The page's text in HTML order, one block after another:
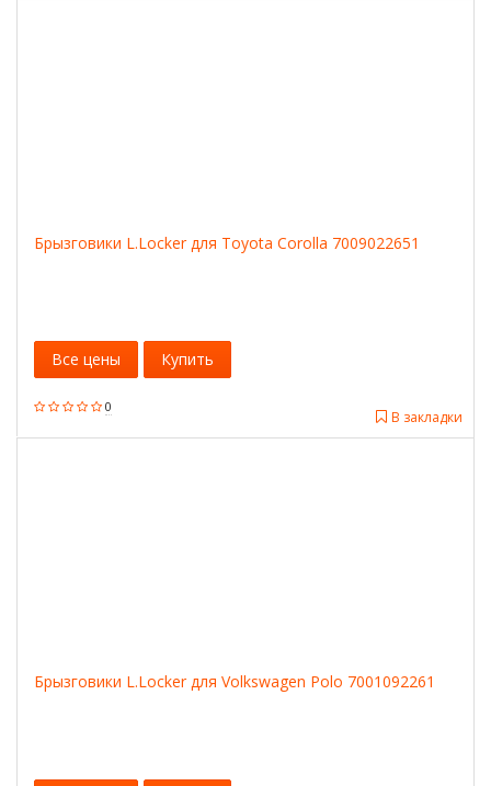
Брызговики L.Locker для Toyota Сorolla 7009022651
0
В закладки
Все цены Купить
Брызговики L.Locker для Volkswagen Polo 7001092261